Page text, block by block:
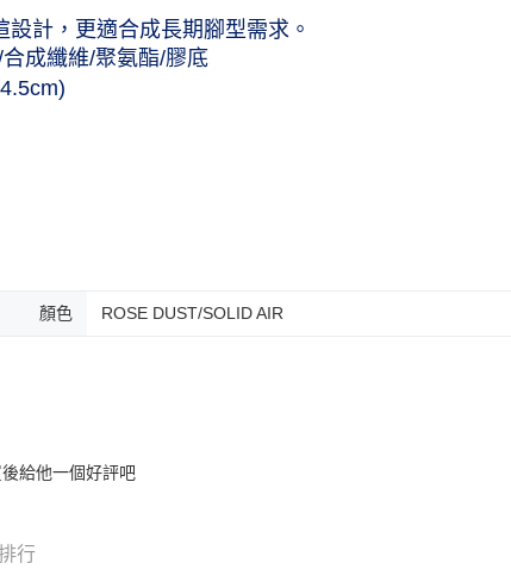
設計，更適合成長期腳型需求。
成纖維/聚氨酯/膠底
顏色 ROSE DUST/SOLID AIR
給他一個好評吧
行